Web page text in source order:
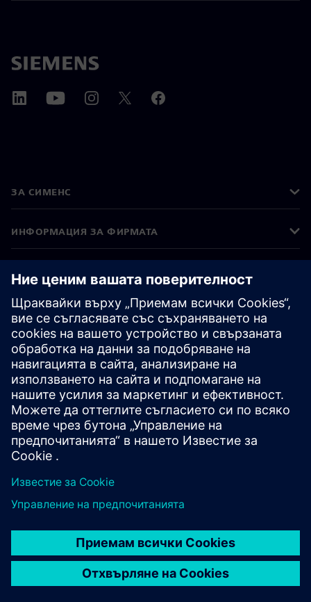
ЗА СИМЕНС
ИНФОРМАЦИЯ ЗА ФИРМАТА
КАРИЕРИ
©Siemens2026
Корпоративна информация
Известие за поверителност
Условия за ползване
Цифров идентификатор
Показване на нередности